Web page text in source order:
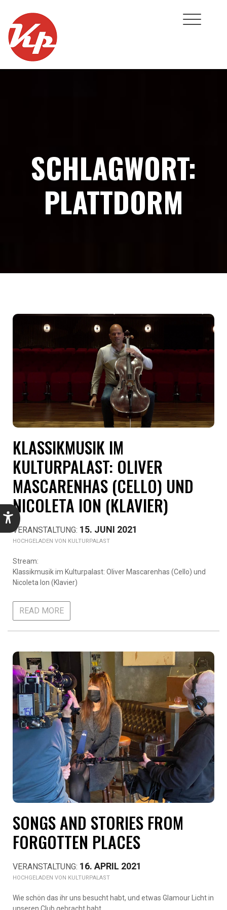
content
SCHLAGWORT:
PLATTDORM
KLASSIKMUSIK IM
KULTURPALAST: OLIVER
MASCARENHAS (CELLO) UND
NICOLETA ION (KLAVIER)
15. JUNI 2021
KULTURPALAST
Stream:
Klassikmusik im Kulturpalast: Oliver Mascarenhas (Cello) und
Nicoleta Ion (Klavier)
READ MORE
SONGS AND STORIES FROM
FORGOTTEN PLACES
16. APRIL 2021
KULTURPALAST
Wie schön das ihr uns besucht habt, und etwas Glamour Licht in